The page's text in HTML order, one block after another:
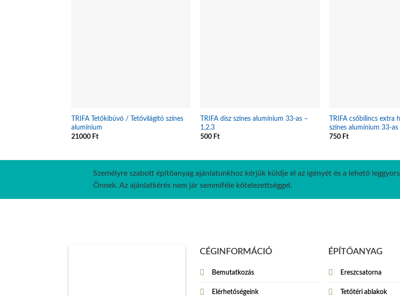
TRIFA Tetőkibúvó / Tetővilágító színes
alumínium
21000 Ft
TRIFA dísz színes alumínium 33-as –
1,2,3
500 Ft
TRIFA csőbilincs extra
színes alumínium 33-as
750 Ft
Személyre szabott építőanyag ajánlatunkhoz kérjük küldje el az igényét és a lehető
Önnek. Az ajánlatkérés nem jár semmiféle kötelezettséggel.
CÉGINFORMÁCIÓ
Bemutatkozás
Elérhetőségeink
ÉPÍTŐANYAG
Ereszcsatorna
Tetőtéri ablakok